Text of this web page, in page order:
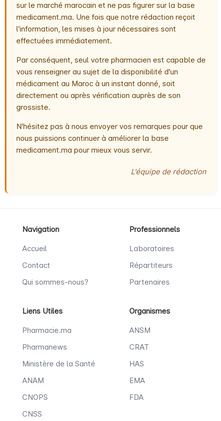
sur le marché marocain et ne pas figurer sur la base
medicament.ma. Une fois que notre rédaction reçoit
l'information, les mises à jour nécessaires sont
effectuées immédiatement.
Par conséquent, seul votre pharmacien est capable de
vous renseigner au sujet de la disponibilité d'un
médicament au Maroc à un instant donné, soit
directement ou après vérification auprès de son
grossiste.
N'hésitez pas à nous envoyer vos remarques pour que
nous puissions continuer à améliorer la base
medicament.ma pour mieux vous servir.
L'équipe de rédaction
Navigation
Accueil
Contact
Qui sommes-nous?
Professionnels
Laboratoires
Répartiteurs
Partenaires
Liens Utiles
Pharmacie.ma
Pharmanews
Ministère de la Santé
ANAM
CNOPS
CNSS
Organismes
ANSM
CRAT
HAS
EMA
FDA